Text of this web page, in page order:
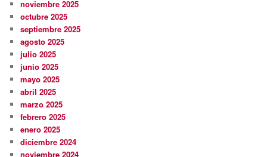
noviembre 2025
octubre 2025
septiembre 2025
agosto 2025
julio 2025
junio 2025
mayo 2025
abril 2025
marzo 2025
febrero 2025
enero 2025
diciembre 2024
noviembre 2024